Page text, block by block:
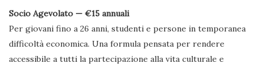
Socio Agevolato — €15 annuali
Per giovani fino a 26 anni, studenti e persone in temporanea
difficoltà economica. Una formula pensata per rendere
accessibile a tutti la partecipazione alla vita culturale e